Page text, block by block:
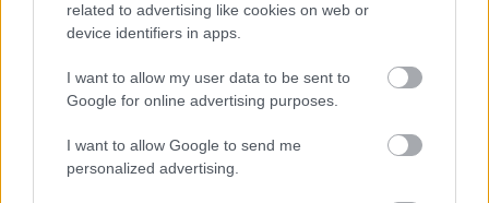
related to advertising like cookies on web or
device identifiers in apps.
I want to allow my user data to be sent to
Google for online advertising purposes.
I want to allow Google to send me
personalized advertising.